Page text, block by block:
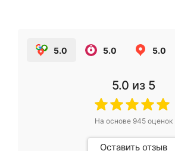
5.0 5.0 5.0
5.0 из 5
На основе 945оценок
Оставить отзыв